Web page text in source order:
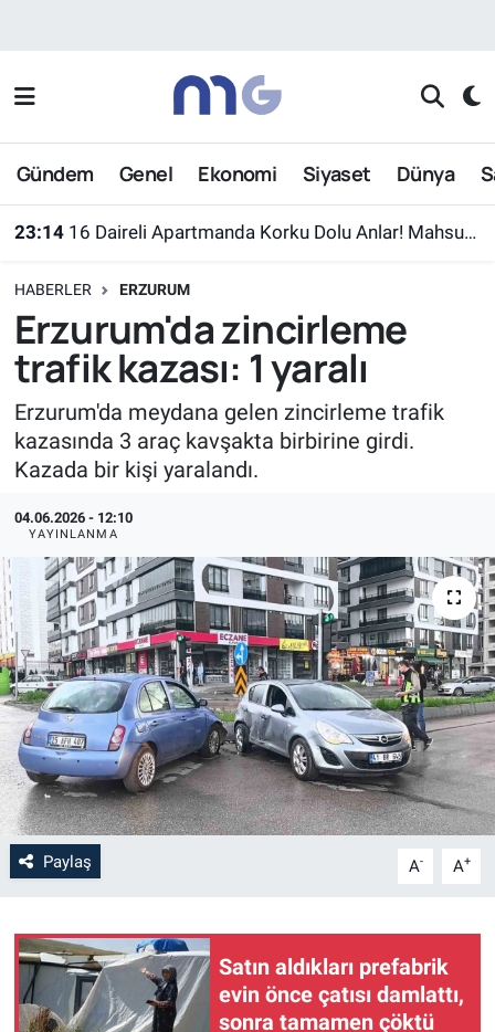
Gündem Genel Ekonomi Siyaset Dünya
23:14 16 Daireli Apartmanda Korku Dolu Anlar! Mahsur Kalanlar Kurtarıldı
HABERLER ERZURUM
Erzurum'da zincirleme
trafik kazası: 1 yaralı
Erzurum'da meydana gelen zincirleme trafik
kazasında 3 araç kavşakta birbirine girdi.
Kazada bir kişi yaralandı.
04.06.2026 - 12:10
YAYINLANMA
Paylaş A- A+
Satın aldıkları prefabrik
evin önce çatısı damlattı,
sonra tamamen çöktü
Nöbetçi Eczaneler
Hava Durumu
Süper Lig Puan Durumu ve Fikstür
Tüm Manşetler
Son Dakika Haberleri
Haber Arşivi